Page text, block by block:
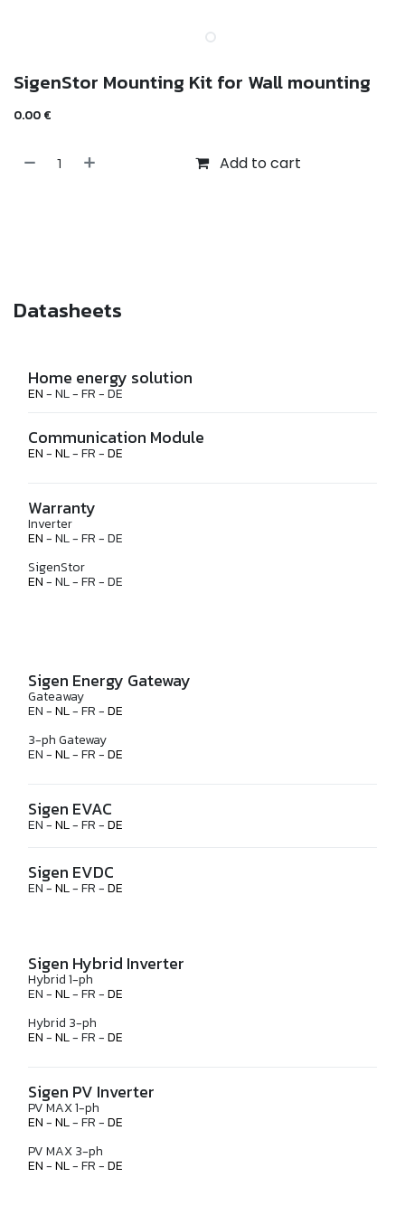
SigenStor Mounting Kit for Wall mounting
0.00 €
Add to cart
Datasheets
Home energy solution
EN- NL - FR - DE
Communication Module
EN-NL- FR -DE
Warranty
Inverter
EN- NL - FR - DE
SigenStor
EN- NL - FR - DE
Sigen Energy Gateway
Gateaway
EN -NL- FR -DE
3-ph Gateway
EN -NL- FR -DE
Sigen EVAC
EN -NL- FR -DE
Sigen EVDC
EN -NL- FR -DE
Sigen Hybrid Inverter
Hybrid 1-ph
EN -NL- FR -DE
Hybrid 3-ph
EN-NL- FR -DE
Sigen PV Inverter
PV MAX 1-ph
EN-NL- FR -DE
PV MAX 3-ph
EN-NL- FR -DE